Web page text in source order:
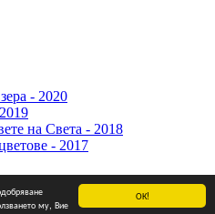
ОК!
му, Вие
- 2020
на Света - 2018
- 2017